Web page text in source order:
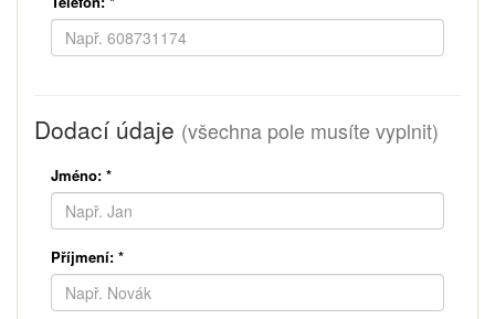
Dodací údaje (všechna pole musíte vyplnit)
Jméno: *
Příjmení: *